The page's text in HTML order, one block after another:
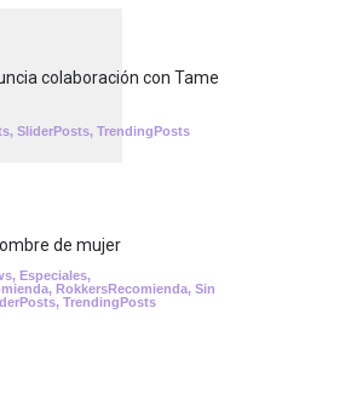
colaboración con Tame
, SliderPosts, TrendingPosts
de mujer
, Especiales,
, RokkersRecomienda, Sin
, TrendingPosts